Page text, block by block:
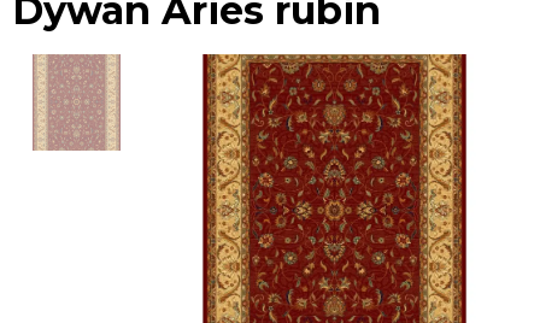
Dywan Aries rubin